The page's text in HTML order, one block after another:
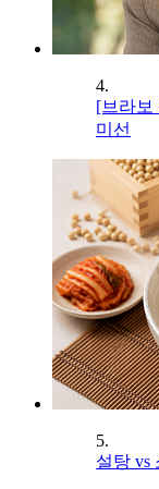
4.
[브라보
미선
5.
설탕 vs